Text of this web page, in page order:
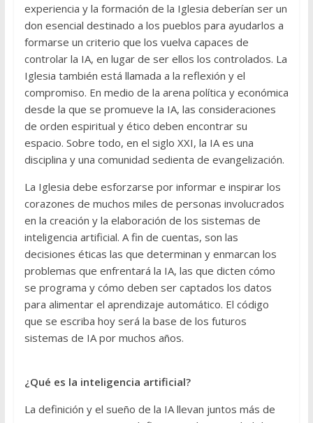
experiencia y la formación de la Iglesia deberían ser un
don esencial destinado a los pueblos para ayudarlos a
formarse un criterio que los vuelva capaces de
controlar la IA, en lugar de ser ellos los controlados. La
Iglesia también está llamada a la reflexión y el
compromiso. En medio de la arena política y económica
desde la que se promueve la IA, las consideraciones
de orden espiritual y ético deben encontrar su
espacio. Sobre todo, en el siglo XXI, la IA es una
disciplina y una comunidad sedienta de evangelización.
La Iglesia debe esforzarse por informar e inspirar los
corazones de muchos miles de personas involucrados
en la creación y la elaboración de los sistemas de
inteligencia artificial. A fin de cuentas, son las
decisiones éticas las que determinan y enmarcan los
problemas que enfrentará la IA, las que dicten cómo
se programa y cómo deben ser captados los datos
para alimentar el aprendizaje automático. El código
que se escriba hoy será la base de los futuros
sistemas de IA por muchos años.
¿Qué es la inteligencia artificial?
La definición y el sueño de la IA llevan juntos más de